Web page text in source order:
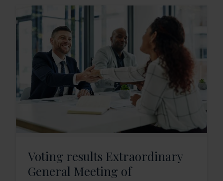
Voting results Extraordinary
General Meeting of